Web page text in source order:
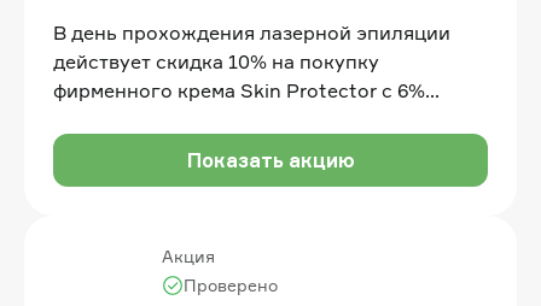
В день прохождения лазерной эпиляции
действует скидка 10% на покупку
фирменного крема Skin Protector с 6%
При покупке двух кремов скидка 20%, при
покупке трех — 30%
Показать акцию
Акция
Проверено